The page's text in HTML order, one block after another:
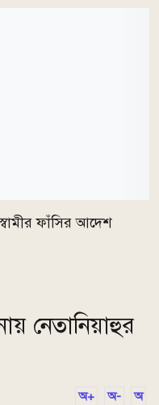
স্বামীর ফাঁসির আদেশ
নেতানিয়াহুর
অ+ অ- অ